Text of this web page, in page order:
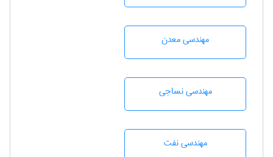
مهندسی معدن
مهندسي نساجی
مهندسی نفت